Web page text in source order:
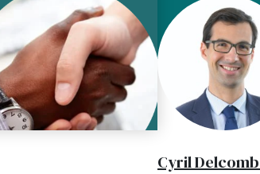
Cyril